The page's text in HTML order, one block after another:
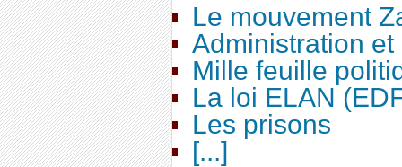
Le mouvement
Administration
Mille feuille
La loi ELAN
Les prisons
[...]